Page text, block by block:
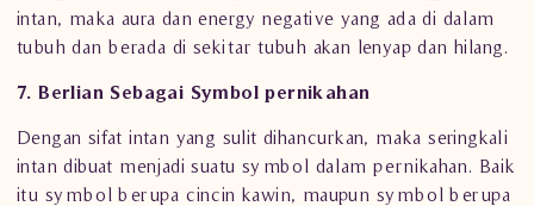
intan, maka aura dan energy negative yang ada di dalam
tubuh dan berada di sekitar tubuh akan lenyap dan hilang.
7. Berlian Sebagai Symbol pernikahan
Dengan sifat intan yang sulit dihancurkan, maka seringkali
intan dibuat menjadi suatu symbol dalam pernikahan. Baik
itu symbol berupacincin kawin, maupun symbol berupa